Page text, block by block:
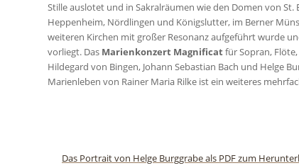
Stille auslotet und in Sakralräumen wie den Domen von St.
Heppenheim, Nördlingen und Königslutter, im Berner
weiteren Kirchen mit großer Resonanz aufgeführt wurde
vorliegt. Das Marienkonzert Magnificatfür Sopran,
Hildegard von Bingen, Johann Sebastian Bach und Helge
Marienleben von Rainer Maria Rilke ist ein weiteres
Das Portrait von Helge Burggrabe als PDF zum